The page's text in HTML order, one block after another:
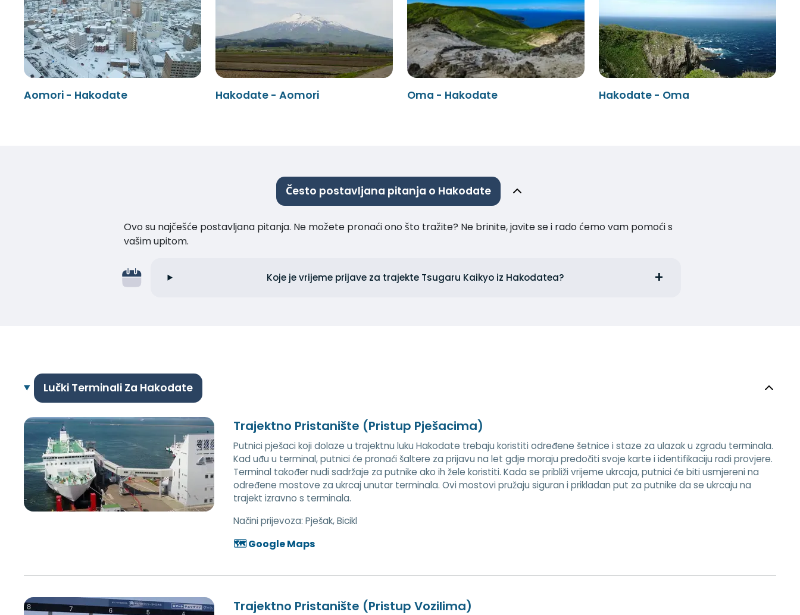
Aomori - Hakodate Hakodate - Aomori Oma - Hakodate Hakodate - Oma
Često postavljana pitanja o Hakodate
Ovo su najčešće postavljana pitanja. Ne možete pronaći ono što tražite? Ne brinite, javite se i rado ćemo vam pomoći s
vašim upitom.
Koje je vrijeme prijave za trajekte Tsugaru Kaikyo iz Hakodatea?
Lučki Terminali Za Hakodate
Trajektno Pristanište (Pristup Pješacima)
Putnici pješaci koji dolaze u trajektnu luku Hakodate trebaju koristiti određene šetnice i staze za ulazak u zgradu terminala.
Kad uđu u terminal, putnici će pronaći šaltere za prijavu na let gdje moraju predočiti svoje karte i identifikaciju radi provjere.
Terminal također nudi sadržaje za putnike ako ih žele koristiti. Kada se približi vrijeme ukrcaja, putnici će biti usmjereni na
određene mostove za ukrcaj unutar terminala. Ovi mostovi pružaju siguran i prikladan put za putnike da se ukrcaju na
trajekt izravno s terminala.
Načini prijevoza: Pješak, Bicikl
🗺️ Google Maps
Trajektno Pristanište (Pristup Vozilima)